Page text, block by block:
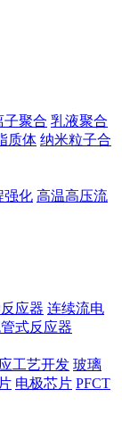
子聚合 乳液聚合
质体 纳米粒子合
强化 高温高压流
应器 连续流电
式反应器
工艺开发 玻璃
电极芯片 PFCT